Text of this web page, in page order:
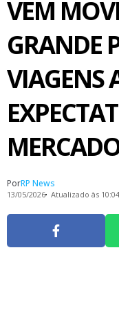
VEM
GRANDE
VIAGENS
PorRP News
13/05/2026 Atualizado às 10:04